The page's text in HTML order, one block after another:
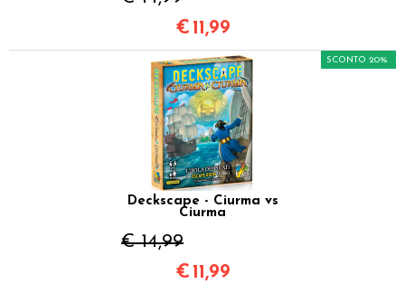
€ 11,99
Deckscape - Ciurma vs
Ciurma
€ 14,99
SCONTO 20%
€ 11,99